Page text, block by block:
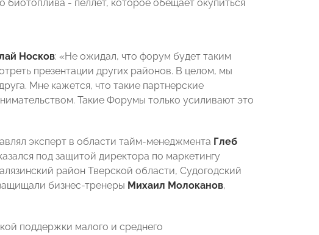
биотоплива - пеллет, которое обещает окупиться
Носков: «Не ожидал, что форум будет таким
презентации других районов. В целом, мы
Мне кажется, что такие партнерские
Такие Форумы только усиливают это
эксперт в области тайм-менеджмента Глеб
под защитой директора по маркетингу
район Тверской области, Судогодский
бизнес-тренеры Михаил Молоканов,
поддержки малого и среднего